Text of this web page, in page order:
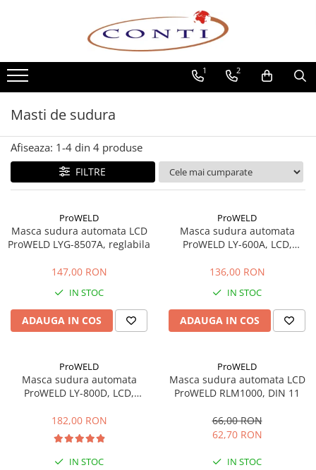
Toate Produsele
Casa si Gradina
Utilaje pentru gradina si accesorii
Atomizoare si Pulverizatoare
Despicatoare de lemne
Drujbe si fierastraie cu lant
Fierastraie pentru busteni
Foarfeci de gradina
Motocoase si accesorii
Motocositori
Motoburghie
Masini de batut stalpi
Sisteme combinate &
multifunctionale
Tractoare si Utilaje agricole
Accesorii utilaje de gradina
Articole de bucatarie
Afumatoare
Aparate de vidat
1 2
Masti de sudura
Afiseaza: 1-4 din 4 produse
FILTRE
ProWELD
Masca sudura automata LCD
ProWELD LYG-8507A, reglabila
147,00 RON
IN STOC
ADAUGA IN COS
ProWELD
Masca sudura automata
ProWELD LY-600A, LCD,
136,00 RON
IN STOC
ADAUGA IN COS
ProWELD
Masca sudura automata
ProWELD LY-800D, LCD,
182,00 RON
IN STOC
ProWELD
Masca sudura automata LCD
ProWELD RLM1000, DIN 11
66,00 RON
62,70 RON
IN STOC